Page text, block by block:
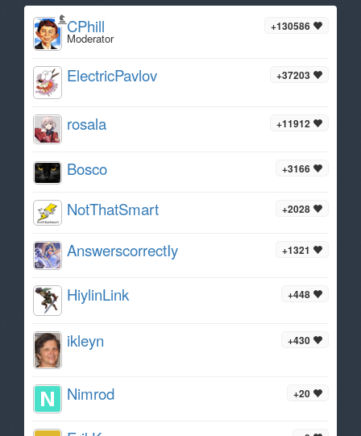
+130586
CPhill
Moderator
+37203
ElectricPavlov
+11912
rosala
+3166
Bosco
+2028
NotThatSmart
+1321
AnswerscorrectIy
+448
HiylinLink
+430
ikleyn
+20
Nimrod